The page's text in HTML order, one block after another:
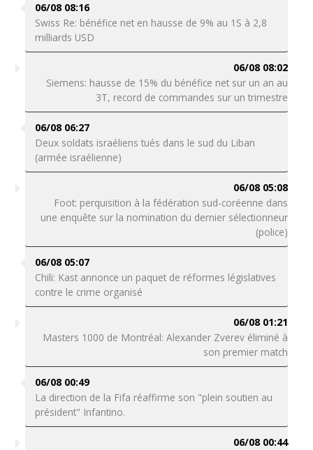
06/08 08:16
Swiss Re: bénéfice net en hausse de 9% au 1S à 2,8
milliards USD
06/08 08:02
Siemens: hausse de 15% du bénéfice net sur un an au
3T, record de commandes sur un trimestre
06/08 06:27
Deux soldats israéliens tués dans le sud du Liban
(armée israélienne)
06/08 05:08
Foot: perquisition à la fédération sud-coréenne dans
une enquête sur la nomination du dernier sélectionneur
(police)
06/08 05:07
Chili: Kast annonce un paquet de réformes législatives
contre le crime organisé
06/08 01:21
Masters 1000 de Montréal: Alexander Zverev éliminé à
son premier match
06/08 00:49
La direction de la Fifa réaffirme son "plein soutien au
président" Infantino.
06/08 00:44